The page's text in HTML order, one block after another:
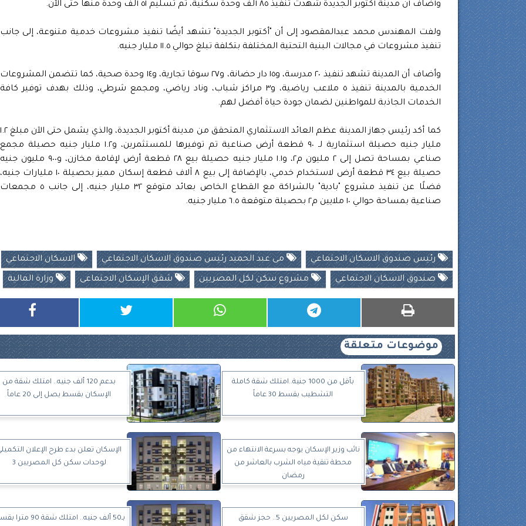
وأضاف أن مدينة أكتوبر الجديدة شهدت تنفيذ ٨٥ ألف وحدة سكنية، تم تسليم ٥١ ألف وحدة منها حتى الآن.
ولفت المهندس محمد عبدالمقصود إلى أن "أكتوبر الجديدة" تشهد أيضًا تنفيذ مشروعات خدمية متنوعة، إلى جانب
تنفيذ مشروعات في مجالات البنية التحتية المختلفة بتكلفة تبلغ حوالي ١١.٥ مليار جنيه.
وأضاف أن المدينة تشهد تنفيذ ٢٠ مدرسة، و١٥ دار حضانة، و٢٧ سوقا تجارية، و١٤ وحدة صحية، كما تتضمن المشروعات
الخدمية بالمدينة تنفيذ ٥ ملاعب رياضية، و٣ مراكز شباب، وناد رياضي، ومجمع شرطي، وذلك بهدف توفير كافة
الخدمات الجاذبة للمواطنين لضمان جودة حياة أفضل لهم.
كما أكد رئيس جهاز المدينة عظم العائد الاستثماري المتحقق من مدينة أكتوبر الجديدة، والذي يشمل حتى الآن مبلغ ١.٢
مليار جنيه حصيلة استثمارية لـ ٩٠ قطعة أرض صناعية تم توفيرها للمستثمرين، و١.٢ مليار جنيه حصيلة مجمع
صناعي بمساحة تصل إلى ٢ مليون م٢، و١.١ مليار جنيه حصيلة بيع ٢٨ قطعة أرض لإقامة مخازن، و٩٠٠ مليون جنيه
حصيلة بيع ٣٤ قطعة أرض لاستخدام خدمي، بالإضافة إلى بيع ٨ آلاف قطعة إسكان مميز بحصيلة ١٠ مليارات جنيه،
فضلًا عن تنفيذ مشروع "بادية" بالشراكة مع القطاع الخاص بعائد متوقع ٣٢ مليار جنيه، إلى جانب ٥ مجمعات
صناعية بمساحة حوالي ١٠ ملايين م٢ بحصيلة متوقعة ٦.٥ مليار جنيه.
رئيس صندوق الاسكان الاجتماعي مى عبد الحميد رئيس صندوق الاسكان الاجتماعي الاسكان الاجتماعي
صندوق الاسكان الاجتماعي مشروع سكن لكل المصريين شقق الإسكان الاجتماعى وزارة المالية
موضوعات متعلقة
بأقل من 1000 جنية..امتلك شقة كاملة
التشطيب بقسط 30 عاماً
بدعم 120 ألف جنيه.. امتلك شقة من
الإسكان بقسط يصل إلى 20 عاماً
نائب وزير الإسكان يوجه بسرعة الانتهاء من
محطة تنقية مياه الشرب بالعاشر من
رمضان
الإسكان تعلن بدء طرح الإعلان
لوحدات سكن كل المصريين 3
سكن لكل المصريين 5.. حجز شقق بـ50 ألف جنيه.. امتلك شقة 90